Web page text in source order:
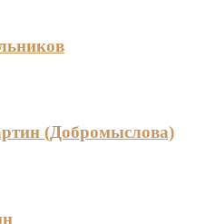
(Добромыслова)